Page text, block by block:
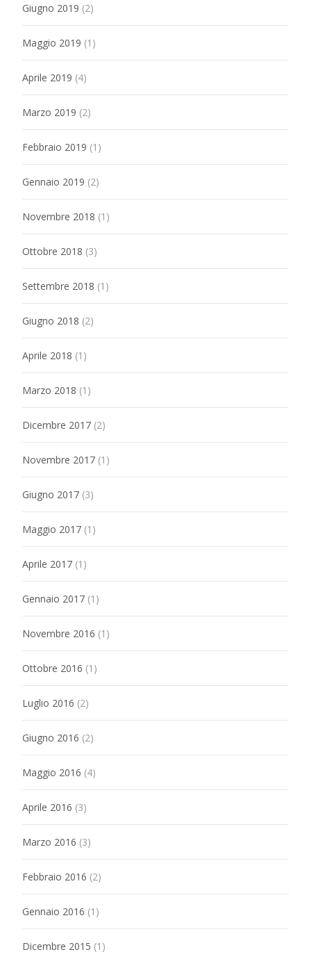
Giugno 2019 (2)
Maggio 2019 (1)
Aprile 2019 (4)
Marzo 2019 (2)
Febbraio 2019 (1)
Gennaio 2019 (2)
Novembre 2018 (1)
Ottobre 2018 (3)
Settembre 2018 (1)
Giugno 2018 (2)
Aprile 2018 (1)
Marzo 2018 (1)
Dicembre 2017 (2)
Novembre 2017 (1)
Giugno 2017 (3)
Maggio 2017 (1)
Aprile 2017 (1)
Gennaio 2017 (1)
Novembre 2016 (1)
Ottobre 2016 (1)
Luglio 2016 (2)
Giugno 2016 (2)
Maggio 2016 (4)
Aprile 2016 (3)
Marzo 2016 (3)
Febbraio 2016 (2)
Gennaio 2016 (1)
Dicembre 2015 (1)